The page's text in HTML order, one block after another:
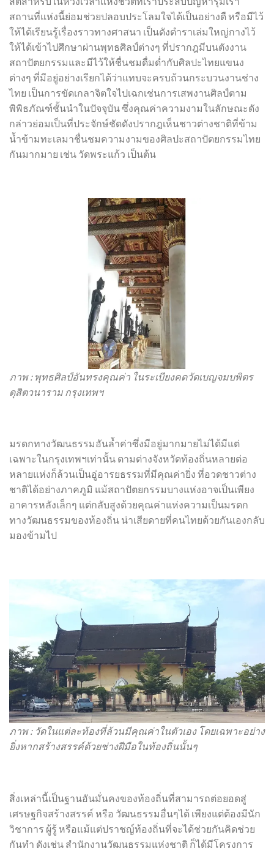
สถานที่แห่งนี้ย่อมช่วยปลอบประโลมใจได้เป็นอย่างดื หรือมีไว้
ให้ได้เรียนรู้เรื่องราวทางศาสนา เป็นดังตำราเล่มใหญ่กางไว้
ให้ได้เข้าไปศึกษาผ่านพุทธศิลป์ต่างๆ ที่ปรากฎมีบนตังงาน
สถาปัตยกรรมและมีไว้ให้ชื่นชมดื่มด่ำกับศิลปะไทยแขนง
ต่างๆ ที่มีอยู่อย่างเรียกได้ว่าแทบจะครบถ้วนกระบวนงานช่าง
ไทย เป็นการขัดเกลาจิตใจไปเฉกเช่นการเสพงานศิลป์ตาม
พิพิธภัณฑ์ชั้นนำในปัจจุบัน ซึ่งคุณค่าความงามในลักษณะดัง
กล่าวย่อมเป็นที่ประจักษ์ชัดดังปรากฎเห็นชาวต่างชาติที่ข้าม
น้ำข้ามทะเลมาชื่นชมความงามของศิลปะสถาปัตยกรรมไทย
กันมากมาย เช่น วัดพระแก้ว เป็นต้น
ภาพ : พุทธศิลป์อันทรงคุณค่า ในระเบียงคดวัดเบญจมบพิตร
ดุสิตวนาราม กรุงเทพฯ
มรดกทางวัฒนธรรมอันล้ำค่าซึ่งมีอยู่มากมายไม่ได้มีแต่
เฉพาะในกรุงเทพฯเท่านั้น ตามต่างจังหวัดท้องถิ่นหลายต่อ
หลายแห่งก็ล้วนเป็นอู่อารยธรรมที่มีคุณค่ายิ่ง ที่อวดชาวต่าง
ชาติได้อย่างภาคภูมิ แม้สถาปัตยกรรมบางแห่งอาจเป็นเพียง
อาคารหลังเล็กๆ แต่กลับสูงด้วยคุณค่าแห่งความเป็นมรดก
ทางวัฒนธรรมของท้องถิ่น น่าเสียดายที่คนไทยด้วยกันเองกลับ
มองข้ามไป
ภาพ : วัดในแต่ละท้องที่ล้วนมีคุณค่าในตัวเอง โดยเฉพาะอย่าง
ยิ่งหากสร้างสรรค์ด้วยช่างฝีมือในท้องถิ่นนั้นๆ
สิ่งเหล่านี้เป็นฐานอันมั่นคงของท้องถิ่นที่สามารถต่อยอดสู่
เศรษฐกิจสร้างสรรค์ หรือ วัฒนธรรมอื่นๆได้ เพียงแต่ต้องมีนัก
วิชาการ ผู้รู้ หรือแม้แต่ปราชญ์ท้องถิ่นที่จะได้ช่วยกันคิดช่วย
กันทำ ดังเช่น สำนักงานวัฒนธรรมแห่งชาติ ก็ได้มีโครงการ